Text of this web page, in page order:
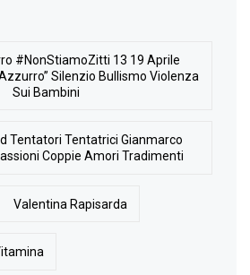
#NonStiamoZitti 13 19 Aprile
Silenzio Bullismo Violenza
Sui Bambini
Tentatori Tentatrici Gianmarco
Coppie Amori Tradimenti
Valentina Rapisarda